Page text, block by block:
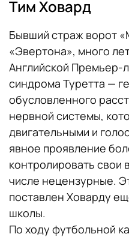
Тим Ховард
Бывший страж ворот
«Эвертона», много
Английской Премьер-
синдрома Туретта —
обусловленного
нервной системы,
двигательными и
явное проявление
контролировать свои
числе нецензурные.
поставлен Ховарду
школы.
По ходу футбольной